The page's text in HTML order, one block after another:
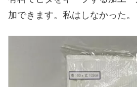
加できます。私はしなかった。